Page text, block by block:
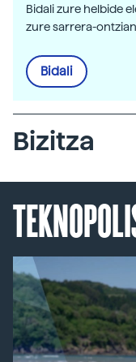
Bidali zure helbide
zure sarrera-ontzian
Bidali
Bizitza